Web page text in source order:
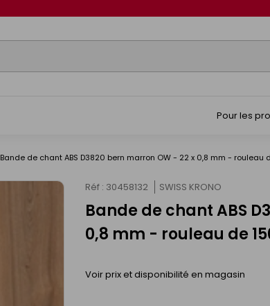
Pour les
Bande de chant ABS D3820 bern marron OW - 22 x 0,8 mm - rouleau
Réf : 30458132 SWISS KRONO
Bande de chant ABS
0,8 mm - rouleau de
Voir prix et disponibilité en magasin